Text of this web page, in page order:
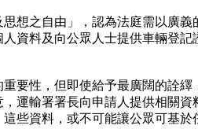
想之自由」，認為法庭需以廣
資料及向公眾人士提供車輛登
要性，但即使給予最廣闊的詮
運輸署署長向申請人提供相關資
些資料，或不可能讓公眾可基於